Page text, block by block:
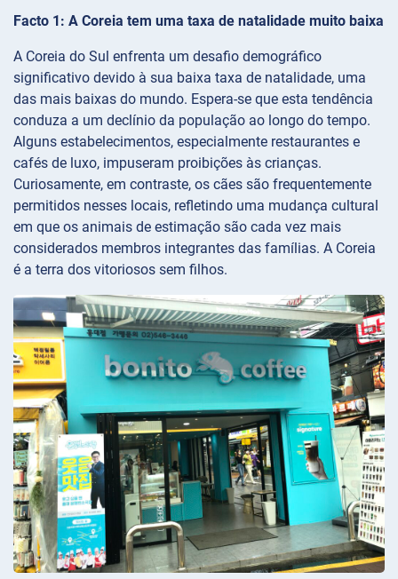
Facto 1: A Coreia tem uma taxa de natalidade muito baixa
A Coreia do Sul enfrenta um desafio demográfico
significativo devido à sua baixa taxa de natalidade, uma
das mais baixas do mundo. Espera-se que esta tendência
conduza a um declínio da população ao longo do tempo.
Alguns estabelecimentos, especialmente restaurantes e
cafés de luxo, impuseram proibições às crianças.
Curiosamente, em contraste, os cães são frequentemente
permitidos nesses locais, refletindo uma mudança cultural
em que os animais de estimação são cada vez mais
considerados membros integrantes das famílias. A Coreia
é a terra dos vitoriosos sem filhos.